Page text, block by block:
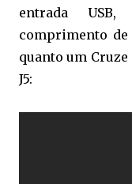
entrada
comprimento de
quanto um
J5: